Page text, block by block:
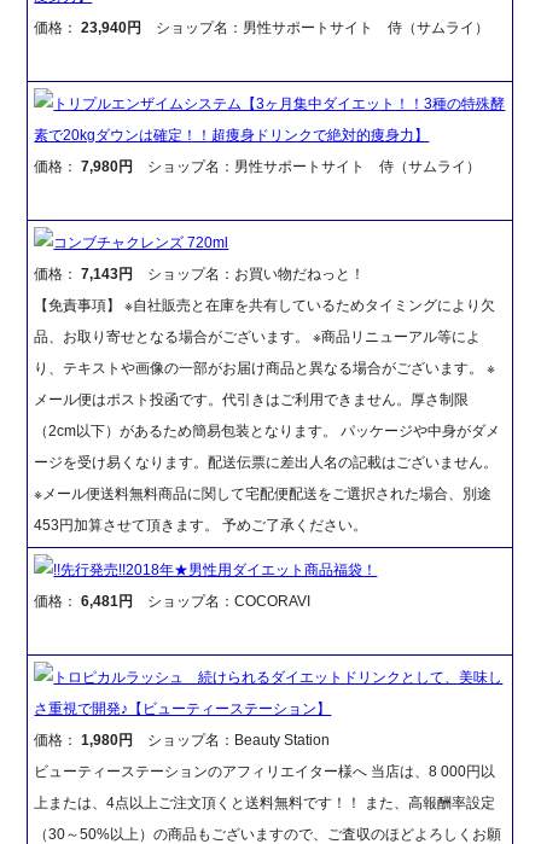
価格：23,940円 ショップ名：男性サポートサイト 侍（サムライ）
トリプルエンザイムシステム【3ヶ月集中ダイエット！！3種の特殊酵
素で20kgダウンは確定！！超痩身ドリンクで絶対的痩身力】
価格：7,980円 ショップ名：男性サポートサイト 侍（サムライ）
コンブチャクレンズ 720ml
価格：7,143円
ショップ名：お買い物だねっと！
【免責事項】 ※自社販売と在庫を共有しているためタイミングにより欠
品、お取り寄せとなる場合がございます。 ※商品リニューアル等によ
り、テキストや画像の一部がお届け商品と異なる場合がございます。 ※
メール便はポスト投函です。代引きはご利用できません。厚さ制限
（2cm以下）があるため簡易包装となります。 パッケージや中身がダメ
ージを受け易くなります。配送伝票に差出人名の記載はございません。
※メール便送料無料商品に関して宅配便配送をご選択された場合、別途
453円加算させて頂きます。 予めご了承ください。
!!先行発売!!2018年★男性用ダイエット商品福袋！
価格：6,481円 ショップ名：COCORAVI
トロピカルラッシュ 続けられるダイエットドリンクとして、美味し
さ重視で開発♪【ビューティーステーション】
価格：1,980円
ショップ名：Beauty Station
ビューティーステーションのアフィリエイター様へ 当店は、8 000円以
上または、4点以上ご注文頂くと送料無料です！！ また、高報酬率設定
（30～50%以上）の商品もございますので、ご査収のほどよろしくお願